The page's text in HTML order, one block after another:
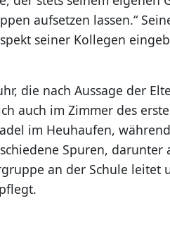
aufsetzen lassen.“
seiner Kollegen
die nach Aussage der
auch im Zimmer des
im Heuhaufen,
Spuren, darunter
an der Schule leitet